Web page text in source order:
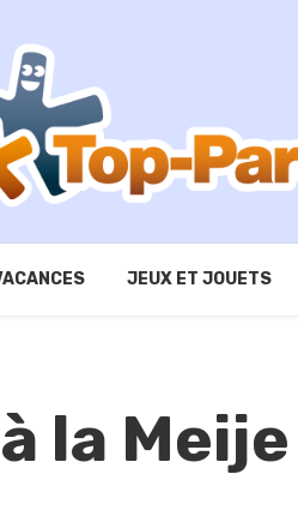
JEUX ET JOUETS
la